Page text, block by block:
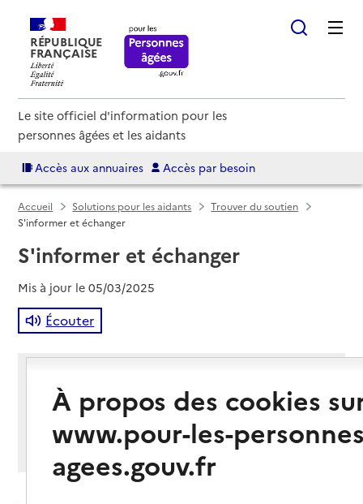
RÉPUBLIQUE
FRANÇAISE
Le site officiel d'information pour les
personnes âgées et les aidants
Accès aux annuaires Accès par besoin
Accueil Solutions pour les aidants
Trouver du soutien
S'informer et échanger
S'informer et échanger
Mis à jour le05/03/2025
Écouter
ImprimerPartager par email
Partager sur Facebook
Partager sur X
Partager sur Linkedin
Si vous souhaitez partager sur Facebook, LinkedIn, X et
autoriser le dépôt de cookies
À propos des cookies
www.pour-les-
agees.gouv.fr